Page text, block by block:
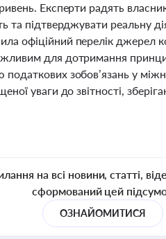
Експерти радять
та підтверджувати реальну
офіційний перелік джерел
для дотримання
зобов’язань у
уваги до звітності,
на всі новини, статті,
сформований цей
ОЗНАЙОМИТИСЯ